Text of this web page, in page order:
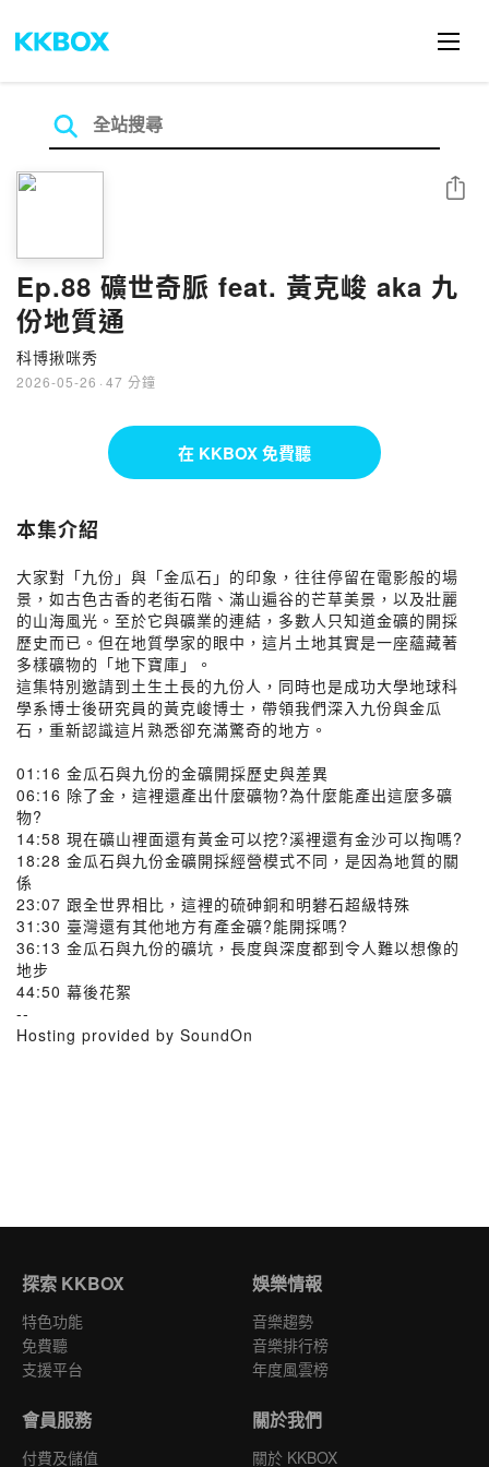
Ep.88 礦世奇脈 feat. 黃克峻 aka 九
份地質通
科博揪咪秀
2026-05-26 · 47 分鐘
分享
在 KKBOX 免費聽
本集介紹
大家對「九份」與「金瓜石」的印象，往往停留在電影般的場
景，如古色古香的老街石階、滿山遍谷的芒草美景，以及壯麗
的山海風光。至於它與礦業的連結，多數人只知道金礦的開採
歷史而已。但在地質學家的眼中，這片土地其實是一座蘊藏著
多樣礦物的「地下寶庫」。
這集特別邀請到土生土長的九份人，同時也是成功大學地球科
學系博士後研究員的黃克峻博士，帶領我們深入九份與金瓜
石，重新認識這片熟悉卻充滿驚奇的地方。
01:16 金瓜石與九份的金礦開採歷史與差異
06:16 除了金，這裡還產出什麼礦物?為什麼能產出這麼多礦
物?
14:58 現在礦山裡面還有黃金可以挖?溪裡還有金沙可以掏嗎?
18:28 金瓜石與九份金礦開採經營模式不同，是因為地質的關
係
23:07 跟全世界相比，這裡的硫砷銅和明礬石超級特殊
31:30 臺灣還有其他地方有產金礦?能開採嗎?
36:13 金瓜石與九份的礦坑，長度與深度都到令人難以想像的
地步
44:50 幕後花絮
--
Hosting provided by SoundOn
探索 KKBOX
特色功能
免費聽
支援平台
娛樂情報
音樂趨勢
音樂排行榜
年度風雲榜
會員服務
付費及儲值
關於我們
關於 KKBOX